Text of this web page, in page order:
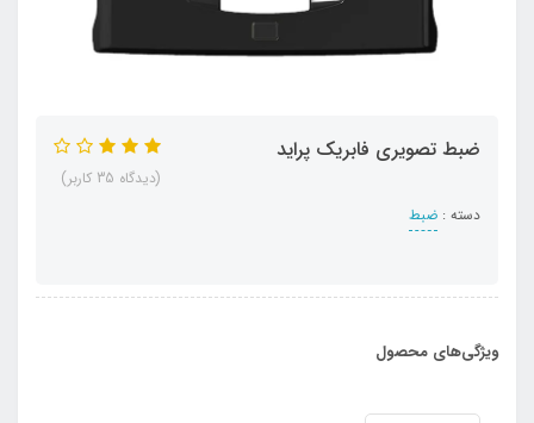
ضبط تصویری فابریک پراید
دسته : ضبط
(دیدگاه 35 کاربر)
ویژگی‌های محصول